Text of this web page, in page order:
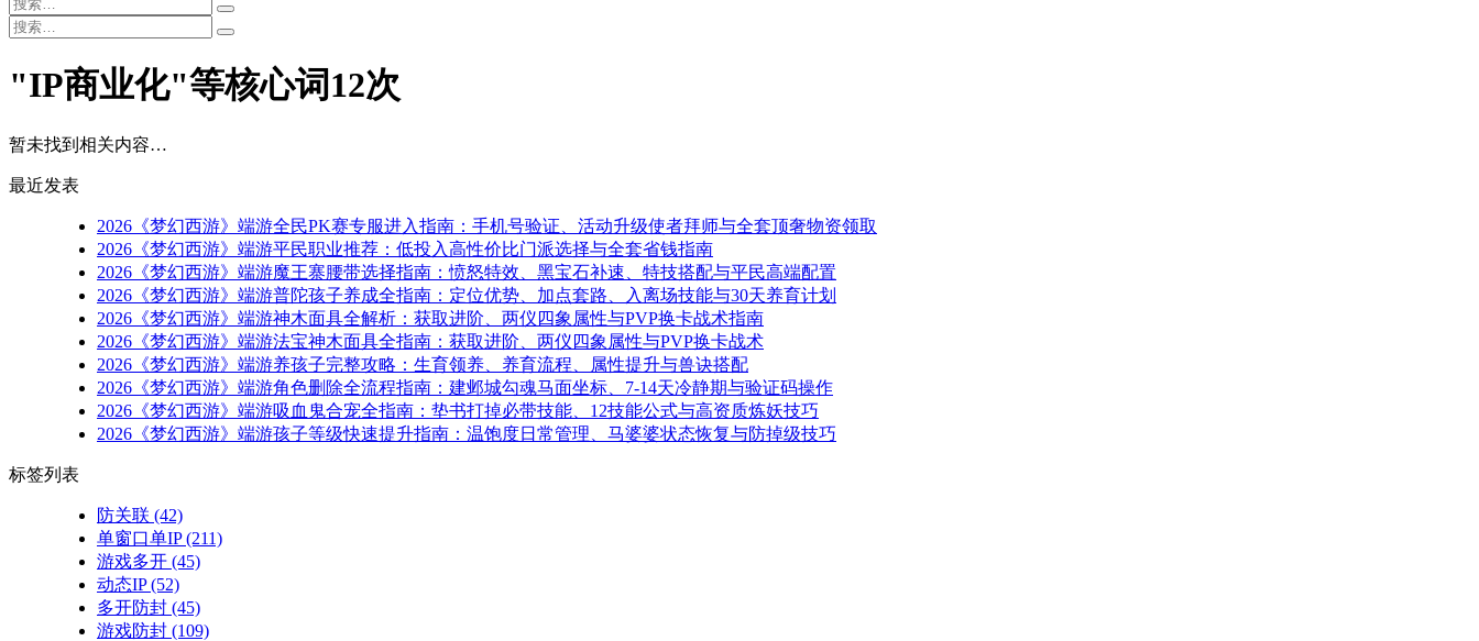
"IP商业化"等核心词12次
暂未找到相关内容…
最近发表
2026《梦幻西游》端游全民PK赛专服进入指南：手机号验证、活动升级使者拜师与全套顶奢物资领取
2026《梦幻西游》端游平民职业推荐：低投入高性价比门派选择与全套省钱指南
2026《梦幻西游》端游魔王寨腰带选择指南：愤怒特效、黑宝石补速、特技搭配与平民高端配置
2026《梦幻西游》端游普陀孩子养成全指南：定位优势、加点套路、入离场技能与30天养育计划
2026《梦幻西游》端游神木面具全解析：获取进阶、两仪四象属性与PVP换卡战术指南
2026《梦幻西游》端游法宝神木面具全指南：获取进阶、两仪四象属性与PVP换卡战术
2026《梦幻西游》端游养孩子完整攻略：生育领养、养育流程、属性提升与兽诀搭配
2026《梦幻西游》端游角色删除全流程指南：建邺城勾魂马面坐标、7-14天冷静期与验证码操作
2026《梦幻西游》端游吸血鬼合宠全指南：垫书打掉必带技能、12技能公式与高资质炼妖技巧
2026《梦幻西游》端游孩子等级快速提升指南：温饱度日常管理、马婆婆状态恢复与防掉级技巧
标签列表
防关联 (42)
单窗口单IP(211)
游戏多开 (45)
动态IP(52)
多开防封 (45)
游戏防封 (109)